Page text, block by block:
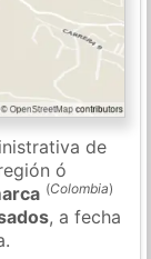
de
ó
(Colombia)
, a fecha